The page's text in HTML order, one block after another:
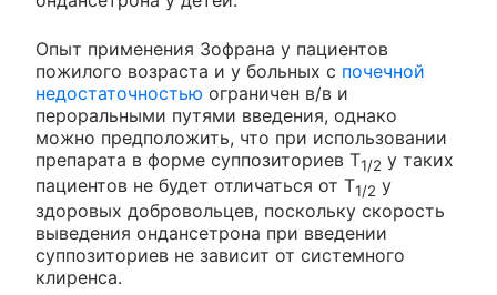
Опыт применения Зофрана у пациентов
пожилого возраста и у больных с почечной
недостаточностью ограничен в/в и
пероральными путями введения, однако
можно предположить, что при использовании
препарата в форме суппозиториев T1/2 у таких
пациентов не будет отличаться от T1/2 у
здоровых добровольцев, поскольку скорость
выведения ондансетрона при введении
суппозиториев не зависит от системного
клиренса.